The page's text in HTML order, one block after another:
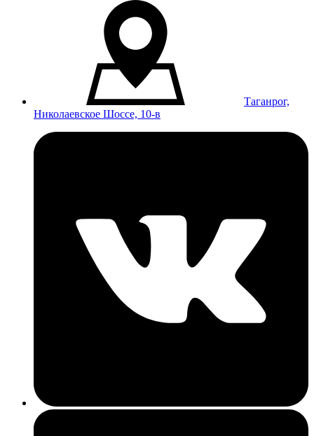
Таганрог,
Николаевское Шоссе, 10-в